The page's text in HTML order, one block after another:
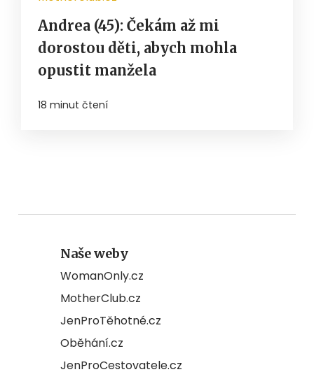
Andrea (45): Čekám až mi
dorostou děti, abych mohla
opustit manžela
18 minut čtení
Naše weby
WomanOnly.cz
MotherClub.cz
JenProTěhotné.cz
Oběhání.cz
JenProCestovatele.cz